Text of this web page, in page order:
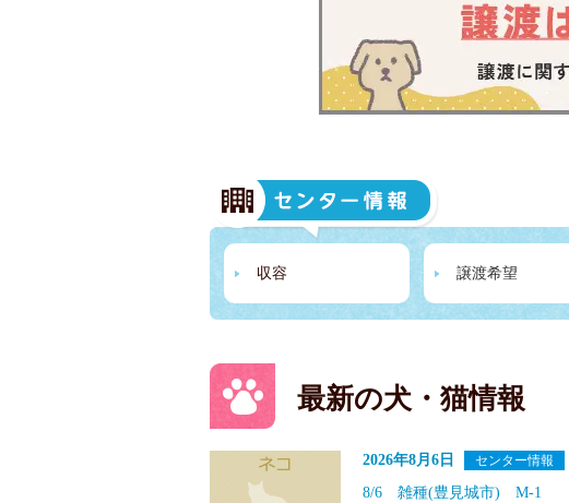
収容 譲渡希望
最新の犬・猫情報
2026年8月6日 センター情報
8/6 雑種(豊見城市) M-1